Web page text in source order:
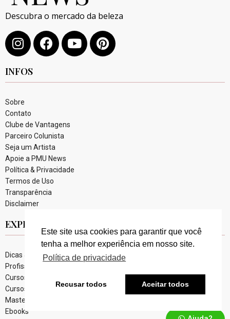
Descubra o mercado da beleza
INFOS
Sobre
Contato
Clube de Vantagens
Parceiro Colunista
Seja um Artista
Apoie a PMU News
Política & Privacidade
Termos de Uso
Transparência
Disclaimer
EXPLORE
Dicas & Notícias
Profissionais & Artistas
Cursos Online
Cursos Presenciais
Masterclass
Ebooks
Este site usa cookies para garantir que você
tenha a melhor experiência em nosso site.
Política de privacidade
Recusar todos Aceitar todos